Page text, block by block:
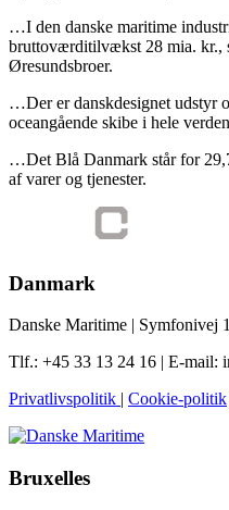
…I den danske maritime
bruttoværditilvækst 28 mia. kr.,
Øresundsbroer.
…Der er danskdesignet udstyr
oceangående skibe i hele
…Det Blå Danmark står for
af varer og tjenester.
Danmark
Danske Maritime | Symfonivej
Tlf.: +45 33 13 24 16 | E-mail:
Privatlivspolitik | Cookie-politik
Bruxelles